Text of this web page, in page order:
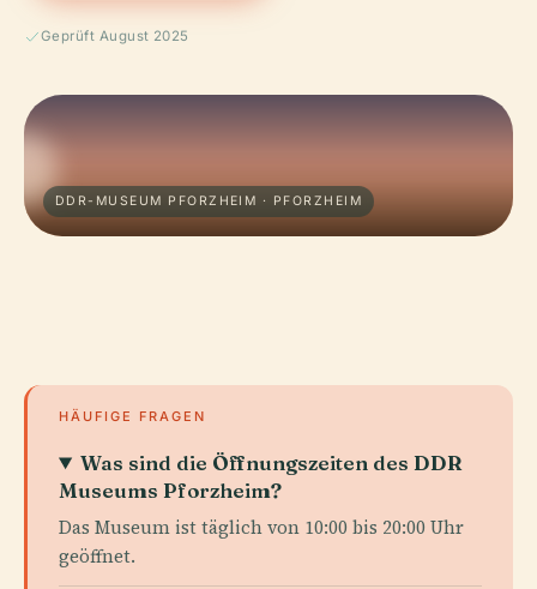
Geprüft August 2025
DDR-MUSEUM PFORZHEIM · PFORZHEIM
HÄUFIGE FRAGEN
Was sind die Öffnungszeiten des DDR
Museums Pforzheim?
Das Museum ist täglich von 10:00 bis 20:00 Uhr
geöffnet.